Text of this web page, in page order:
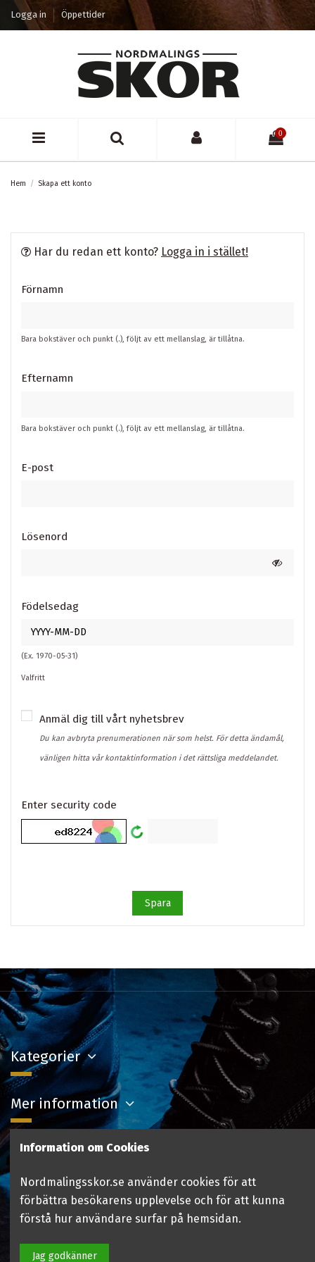
Logga in Öppettider
0
Hem Skapa ett konto
Har du redan ett konto? Logga in i stället!
Förnamn
Bara bokstäver och punkt (.), följt av ett mellanslag, är tillåtna.
Efternamn
Bara bokstäver och punkt (.), följt av ett mellanslag, är tillåtna.
E-post
Lösenord
Födelsedag
(Ex. 1970-05-31)
Valfritt
Anmäl dig till vårt nyhetsbrev
Du kan avbryta prenumerationen när som helst. För detta ändamål,
vänligen hitta vår kontaktinformation i det rättsliga meddelandet.
Enter security code
Spara
Kategorier
Mer information
Kontakta oss
Följ oss
Information om Cookies
Nordmalingsskor.se använder cookies för att
förbättra besökarens upplevelse och för att kunna
förstå hur användare surfar på hemsidan.
Jag godkänner